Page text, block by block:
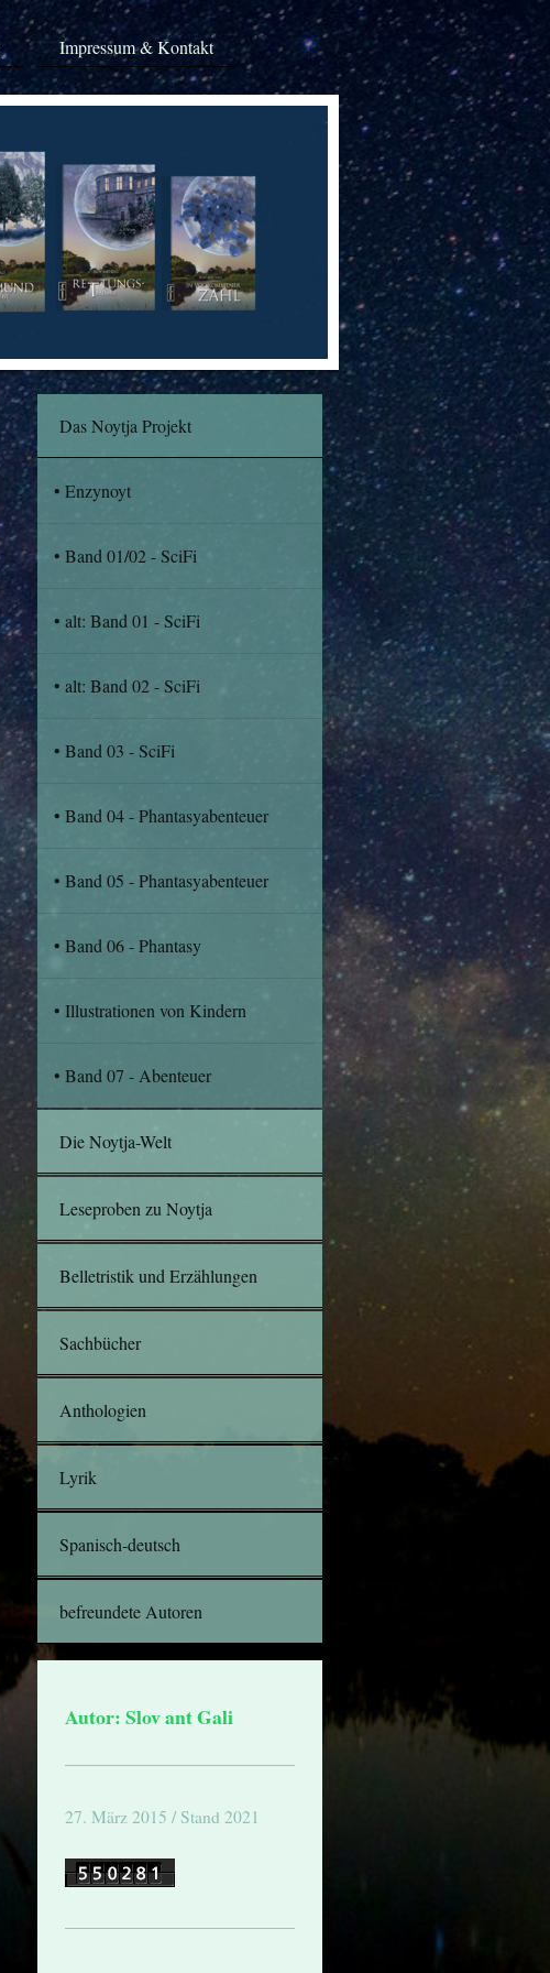
Impressum & Kontakt
Das Noytja Projekt
Enzynoyt
Band 01/02 - SciFi
alt: Band 01 - SciFi
alt: Band 02 - SciFi
Band 03 - SciFi
Band 04 - Phantasyabenteuer
Band 05 - Phantasyabenteuer
Band 06 - Phantasy
Illustrationen von Kindern
Band 07 - Abenteuer
Die Noytja-Welt
Leseproben zu Noytja
Belletristik und Erzählungen
Sachbücher
Anthologien
Lyrik
Spanisch-deutsch
befreundete Autoren
Autor: Slov ant Gali
27. März 2015 / Stand 2021